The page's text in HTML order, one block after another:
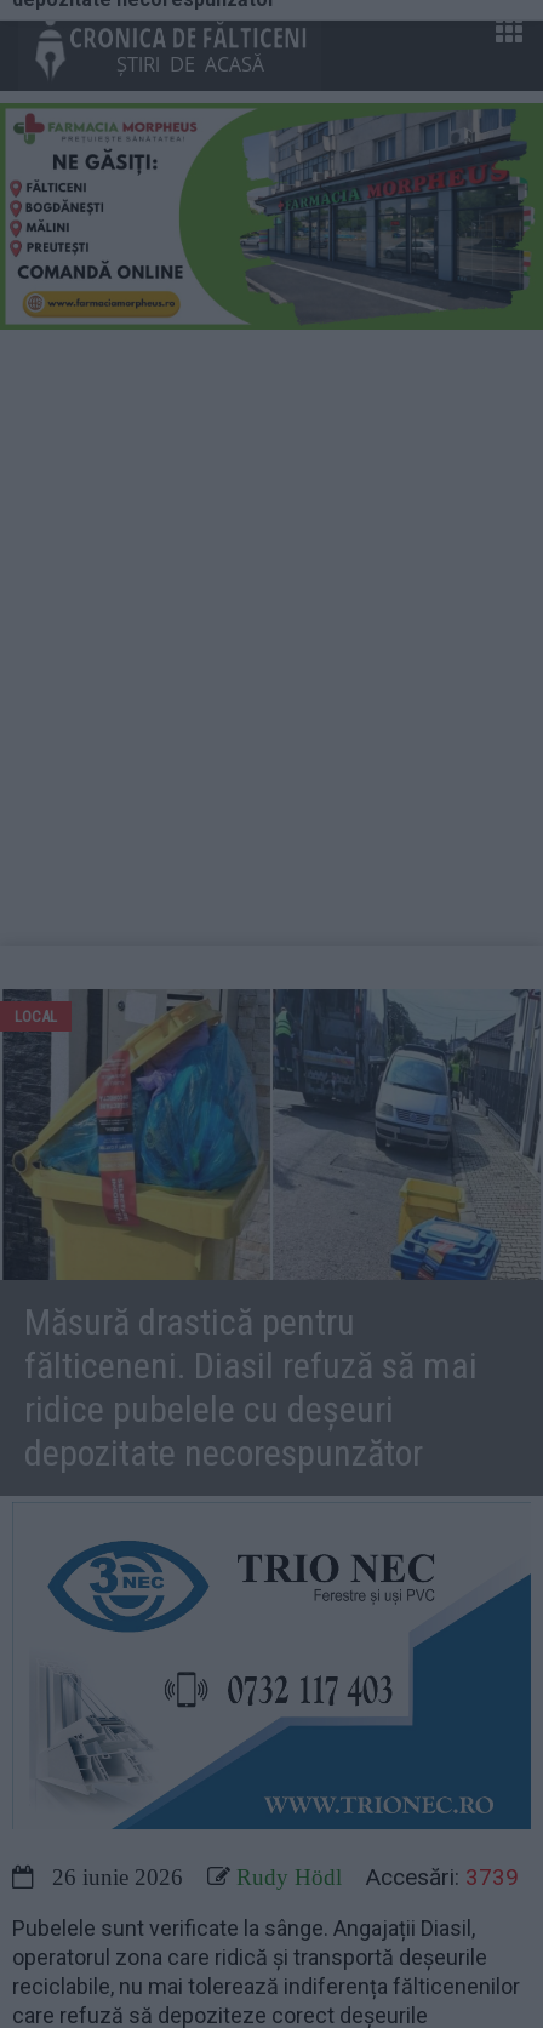
LOCAL
Măsură drastică pentru
fălticeneni. Diasil refuză să mai
ridice pubelele cu deșeuri
depozitate necorespunzător
26 iunie 2026 Rudy Hödl Accesări: 3739
Pubelele sunt verificate la sânge. Angajații Diasil,
operatorul zona care ridică și transportă deșeurile
reciclabile, nu mai tolerează indiferența fălticenenilor
care refuză să depoziteze corect deșeurile